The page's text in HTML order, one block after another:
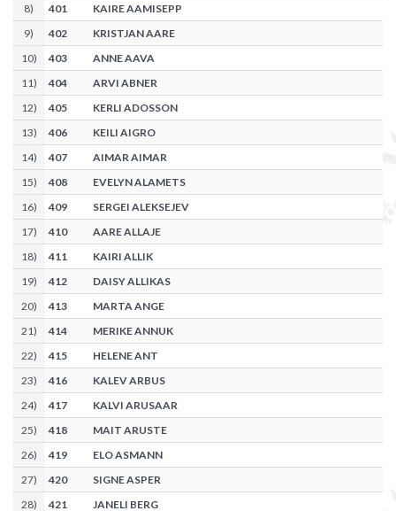
8) 401
KAIRE AAMISEPP
9) 402
KRISTJAN AARE
10) 403
ANNE AAVA
11) 404
ARVI ABNER
12) 405
KERLI ADOSSON
13) 406
KEILI AIGRO
14) 407
AIMAR AIMAR
15) 408
EVELYN ALAMETS
16) 409
SERGEI ALEKSEJEV
17) 410
AARE ALLAJE
18) 411
KAIRI ALLIK
19) 412
DAISY ALLIKAS
20) 413
MARTA ANGE
21) 414
MERIKE ANNUK
22) 415
HELENE ANT
23) 416
KALEV ARBUS
24) 417
KALVI ARUSAAR
25) 418
MAIT ARUSTE
26) 419
ELO ASMANN
27) 420
SIGNE ASPER
28) 421 JANELI BERG